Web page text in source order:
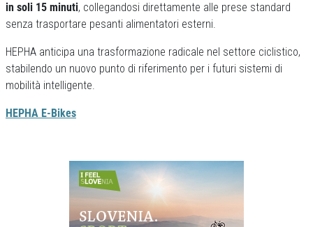
in soli 15 minuti, collegandosi direttamente alle prese standard
senza trasportare pesanti alimentatori esterni.
HEPHA anticipa una trasformazione radicale nel settore ciclistico,
stabilendo un nuovo punto di riferimento per i futuri sistemi di
mobilità intelligente.
HEPHA E-Bikes
Previous